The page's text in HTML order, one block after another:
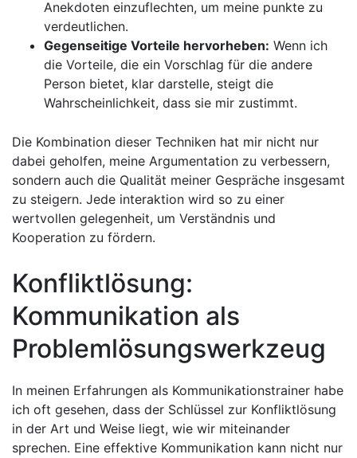
Anekdoten einzuflechten, um meine punkte zu‌
verdeutlichen.
Gegenseitige Vorteile hervorheben: Wenn ich
die Vorteile, die ein Vorschlag ⁣für die andere
Person bietet, klar darstelle, steigt ‌die
Wahrscheinlichkeit, dass sie mir zustimmt.
Die Kombination dieser Techniken hat mir nicht nur
dabei geholfen, meine Argumentation zu verbessern,
sondern auch die Qualität meiner Gespräche insgesamt
zu steigern. Jede interaktion⁣ wird so zu einer
wertvollen gelegenheit, um Verständnis und
Kooperation zu fördern.
Konfliktlösung:
Kommunikation ‍als
Problemlösungswerkzeug
In meinen Erfahrungen als Kommunikationstrainer habe
ich oft gesehen, dass der Schlüssel zur Konfliktlösung
in⁤ der Art und Weise ⁤liegt, wie wir miteinander
sprechen. Eine effektive Kommunikation kann nicht nur